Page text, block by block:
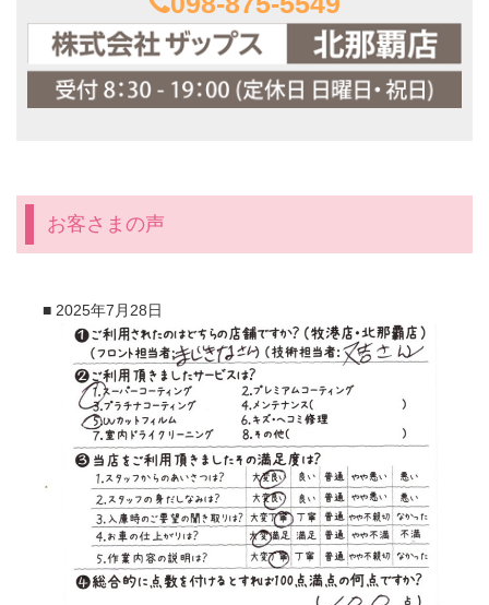
お客さまの声
■ 2025年7月28日